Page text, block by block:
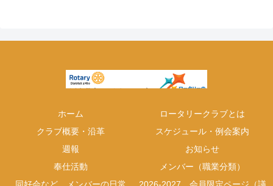
ホーム
ロータリークラブとは
クラブ概要・沿革
スケジュール・例会案内
週報
お知らせ
奉仕活動
メンバー（職業分類）
同好会など、メンバーの日常
2026-2027 会員限定ページ（議